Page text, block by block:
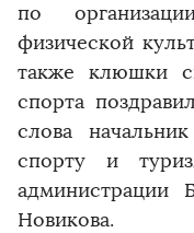
по
физической
также клюшки
спорта
слова
спорту и
администрации
Новикова.